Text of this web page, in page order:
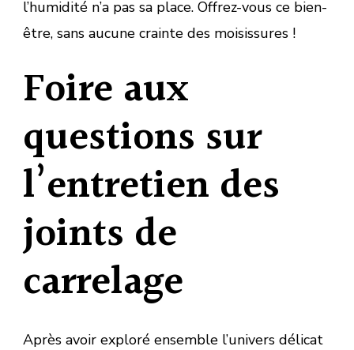
l’humidité n’a pas sa place. Offrez-vous ce bien-
être, sans aucune crainte des moisissures !
Foire aux
questions sur
l’entretien des
joints de
carrelage
Après avoir exploré ensemble l’univers délicat